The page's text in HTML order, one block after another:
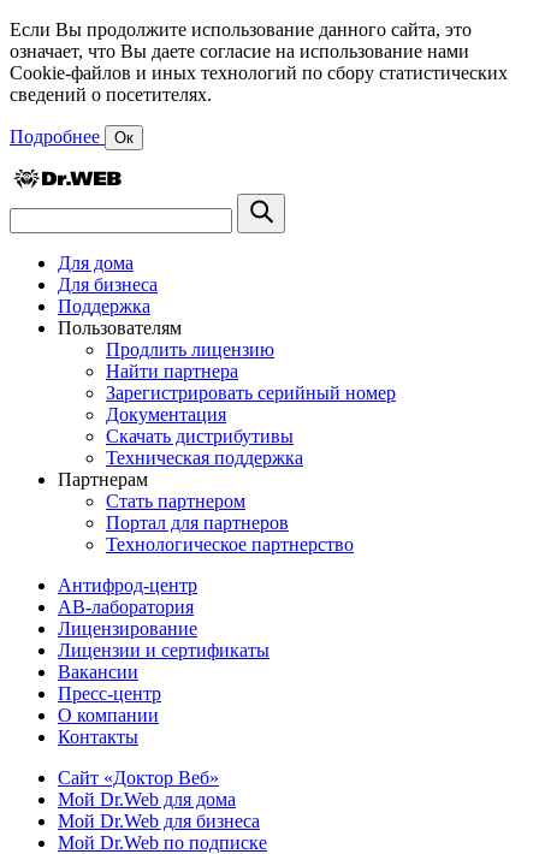
Если Вы продолжите использование данного сайта, это
означает, что Вы даете согласие на использование нами
Cookie-файлов и иных технологий по сбору статистических
сведений о посетителях.
Подробнее Ок
Для дома
Для бизнеса
Поддержка
Пользователям
Продлить лицензию
Найти партнера
Зарегистрировать серийный номер
Документация
Скачать дистрибутивы
Техническая поддержка
Партнерам
Стать партнером
Портал для партнеров
Технологическое партнерство
Антифрод-центр
АВ-лаборатория
Лицензирование
Лицензии и сертификаты
Вакансии
Пресс-центр
О компании
Контакты
Сайт «Доктор Веб»
Мой Dr.Web для дома
Мой Dr.Web для бизнеса
Мой Dr.Web по подписке